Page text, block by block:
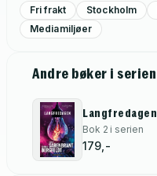
Fri frakt Stockholm
Mediamiljøer
Andre bøker i serien
Langfredagen
Bok 2 i serien
179,-